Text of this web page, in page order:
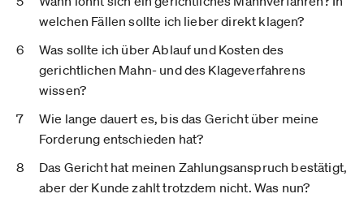
welchen Fällen sollte ich lieber direkt klagen?
Was sollte ich über Ablauf und Kosten des
gerichtlichen Mahn- und des Klageverfahrens
wissen?
Wie lange dauert es, bis das Gericht über meine
Forderung entschieden hat?
Das Gericht hat meinen Zahlungsanspruch bestätigt,
aber der Kunde zahlt trotzdem nicht. Was nun?